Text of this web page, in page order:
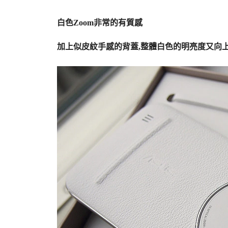
白色Zoom非常的有質感
加上似皮紋手感的背蓋,整體白色的明亮度又向